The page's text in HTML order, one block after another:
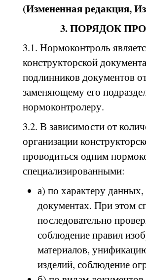
(Измененная редакция,
3. ПОРЯДОК
3.1. Нормоконтроль
конструкторской
подлинников документов
заменяющему его
нормоконтролеру.
3.2. В зависимости от
организации
проводиться одним
специализированными:
а) по характеру
документах. При этом
последовательно
соблюдение правил
материалов,
изделий, соблюдение